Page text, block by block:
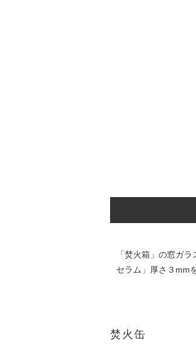
「焚火箱」の窓ガ
セラム」厚さ３mm
焚火缶